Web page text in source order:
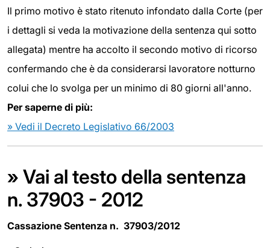
Il primo motivo è stato ritenuto infondato dalla Corte (per
i dettagli si veda la motivazione della sentenza qui sotto
allegata) mentre ha accolto il secondo motivo di ricorso
confermando che è da considerarsi lavoratore notturno
colui che lo svolga per un minimo di 80 giorni all'anno.
Per saperne di più:
» Vedi il Decreto Legislativo 66/2003
» Vai al testo della sentenza
n. 37903 - 2012
Cassazione Sentenza n. 37903/2012